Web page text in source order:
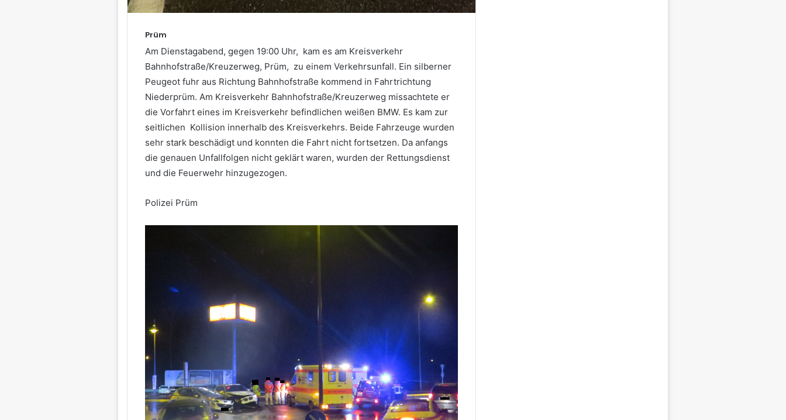
Prüm
Am Dienstagabend, gegen 19:00 Uhr, kam es am Kreisverkehr
Bahnhofstraße/Kreuzerweg, Prüm, zu einem Verkehrsunfall. Ein silberner
Peugeot fuhr aus Richtung Bahnhofstraße kommend in Fahrtrichtung
Niederprüm. Am Kreisverkehr Bahnhofstraße/Kreuzerweg missachtete er
die Vorfahrt eines im Kreisverkehr befindlichen weißen BMW. Es kam zur
seitlichen Kollision innerhalb des Kreisverkehrs. Beide Fahrzeuge wurden
sehr stark beschädigt und konnten die Fahrt nicht fortsetzen. Da anfangs
die genauen Unfallfolgen nicht geklärt waren, wurden der Rettungsdienst
und die Feuerwehr hinzugezogen.
Polizei Prüm